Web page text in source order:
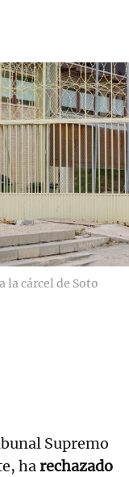
la cárcel de Soto
Supremo
harechazado